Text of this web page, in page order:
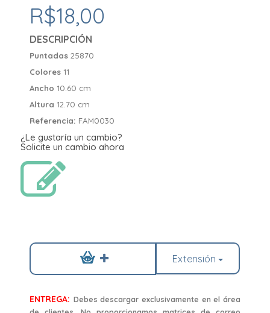
R$18,00
DESCRIPCIÓN
Puntadas25870
Colores 11
Ancho 10.60 cm
Altura 12.70 cm
Referencia: FAM0030
¿Le gustaría un cambio?
Solicite un cambio ahora
Extensión
ENTREGA: Debes descargar exclusivamente en el área